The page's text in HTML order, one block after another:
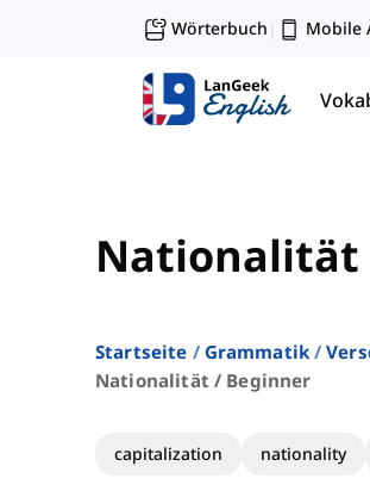
Wörterbuch | Mobile
Nationalität
Startseite Grammatik
Nationalität / Beginner
capitalization nationality